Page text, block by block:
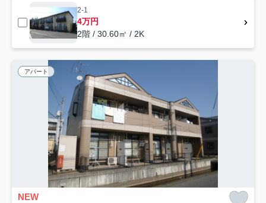
2-1
4万円
2階 / 30.60㎡ / 2K
アパート
NEW